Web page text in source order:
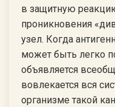
в защитную
проникновения
узел. Когда
может быть легко
объявляется
вовлекается вся
организме такой